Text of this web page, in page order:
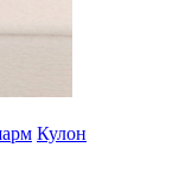
Кулон